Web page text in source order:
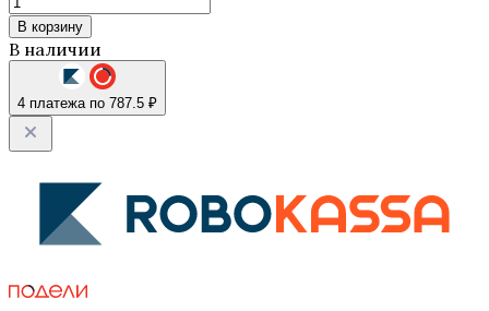
В корзину
В наличии
4 платежа по 787.5 ₽